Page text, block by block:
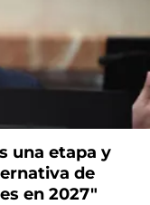
una etapa y
de
en 2027"